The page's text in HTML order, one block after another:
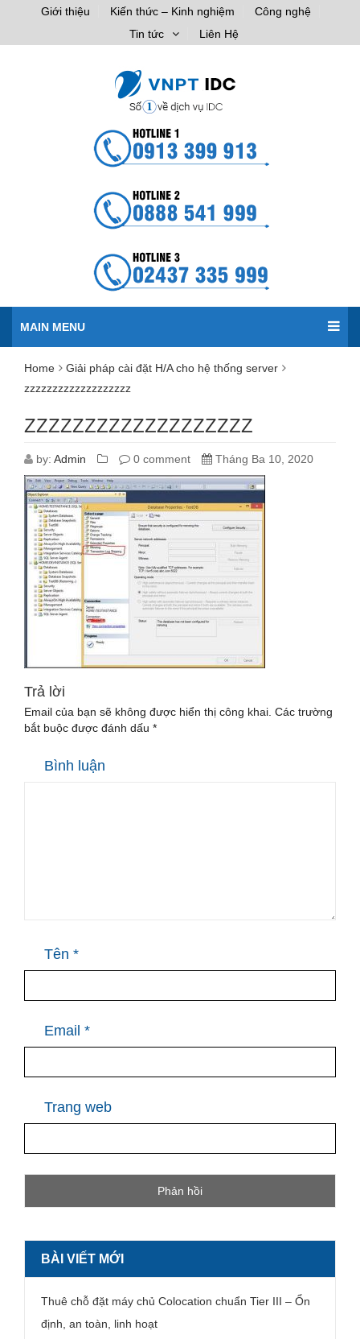
Giới thiệu Kiến thức – Kinh nghiệm
Công nghệ
Tin tức
Liên Hệ
MAIN MENU
Home
Giải pháp cài đặt H/A cho hệ thống server
zzzzzzzzzzzzzzzzzzz
ZZZZZZZZZZZZZZZZZZZ
by: Admin 0 comment Tháng Ba 10, 2020
Trả lời
Email của bạn sẽ không được hiển thị công khai. Các trường
bắt buộc được đánh dấu *
Bình luận
Tên *
Email *
Trang web
BÀI VIẾT MỚI
Thuê chỗ đặt máy chủ Colocation chuẩn Tier III – Ổn
định, an toàn, linh hoạt